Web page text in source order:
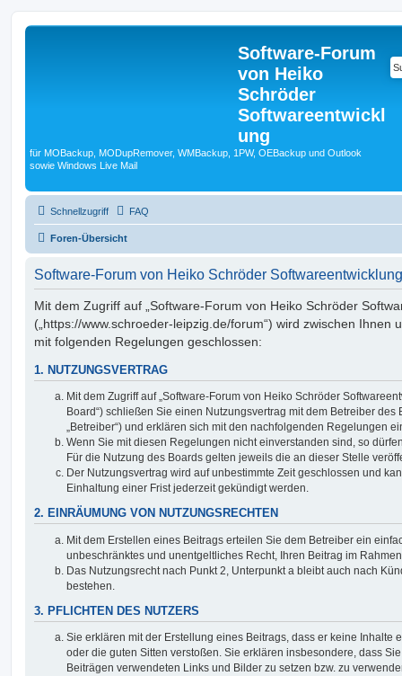
Software-Forum
von Heiko
Schröder
Softwareentwickl
ung
für MOBackup, MODupRemover, WMBackup, 1PW, OEBackup und Outlook
sowie Windows Live Mail
Schnellzugriff FAQ
Foren-Übersicht
Software-Forum von Heiko Schröder
Mit dem Zugriff auf „Software-Forum von Heiko Schröder
(„https://www.schroeder-leipzig.de/forum“) wird zwischen Ihnen
mit folgenden Regelungen geschlossen:
1. NUTZUNGSVERTRAG
Mit dem Zugriff auf „Software-Forum von Heiko Schröder
Board“) schließen Sie einen Nutzungsvertrag mit dem Betreiber des
„Betreiber“) und erklären sich mit den nachfolgenden Regelungen
Wenn Sie mit diesen Regelungen nicht einverstanden sind, so
Für die Nutzung des Boards gelten jeweils die an dieser Stelle
Der Nutzungsvertrag wird auf unbestimmte Zeit geschlossen und
Einhaltung einer Frist jederzeit gekündigt werden.
2. EINRÄUMUNG VON NUTZUNGSRECHTEN
Mit dem Erstellen eines Beitrags erteilen Sie dem Betreiber ein
unbeschränktes und unentgeltliches Recht, Ihren Beitrag im
Das Nutzungsrecht nach Punkt 2, Unterpunkt a bleibt auch nach
bestehen.
3. PFLICHTEN DES NUTZERS
Sie erklären mit der Erstellung eines Beitrags, dass er keine Inhalte
oder die guten Sitten verstoßen. Sie erklären insbesondere, dass
Beiträgen verwendeten Links und Bilder zu setzen bzw. zu